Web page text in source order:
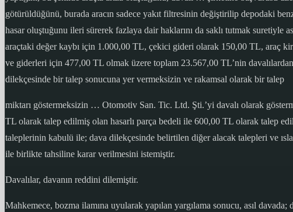
götürüldüğünü, burada aracın sadece yakıt filtresinin değiştirilip depodaki
hasar oluştuğunu ileri sürerek fazlaya dair haklarını da saklı tutmak
araçtaki değer kaybı için 1.000,00 TL, çekici gideri olarak 150,00 TL, araç
ve giderleri için 477,00 TL olmak üzere toplam 23.567,00 TL’nin
dilekçesinde bir talep sonucuna yer vermeksizin ve rakamsal olarak bir talep
miktarı göstermeksizin … Otomotiv San. Tic. Ltd. Şti.’yi davalı olarak
TL olarak talep edilmiş olan hasarlı parça bedeli ile 600,00 TL olarak talep
taleplerinin kabulü ile; dava dilekçesinde belirtilen diğer alacak talepleri ve
ile birlikte tahsiline karar verilmesini istemiştir.
Davalılar, davanın reddini dilemiştir.
Mahkemece, bozma ilamına uyularak yapılan yargılama sonucu, asıl